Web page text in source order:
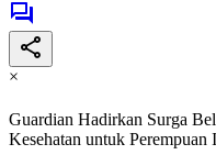
×
Guardian Hadirkan Surga
Kesehatan untuk Perempuan